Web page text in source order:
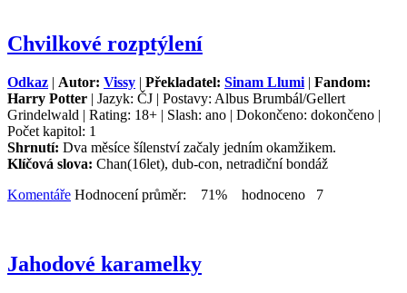
Chvilkové rozptýlení
Odkaz | Autor: Vissy | Překladatel: Sinam Llumi | Fandom:
Harry Potter | Jazyk: ČJ | Postavy: Albus Brumbál/Gellert
Grindelwald | Rating: 18+ | Slash: ano | Dokončeno: dokončeno |
Počet kapitol: 1
Shrnutí: Dva měsíce šílenství začaly jedním okamžikem.
Klíčová slova: Chan(16let), dub-con, netradiční bondáž
Komentáře Hodnocení průměr: 71% hodnoceno 7
Jahodové karamelky